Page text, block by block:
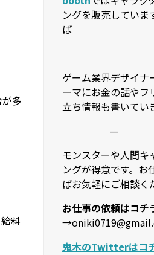
多
料
ングを販売していま
ば
ゲーム業界デザイナ
ーマにお金の話やフ
立ち情報も書いてい
———————
モンスターや人間キ
ングが得意です。お
ばお気軽にご相談く
お仕事の依頼はコチ
鬼木のTwitterはコ